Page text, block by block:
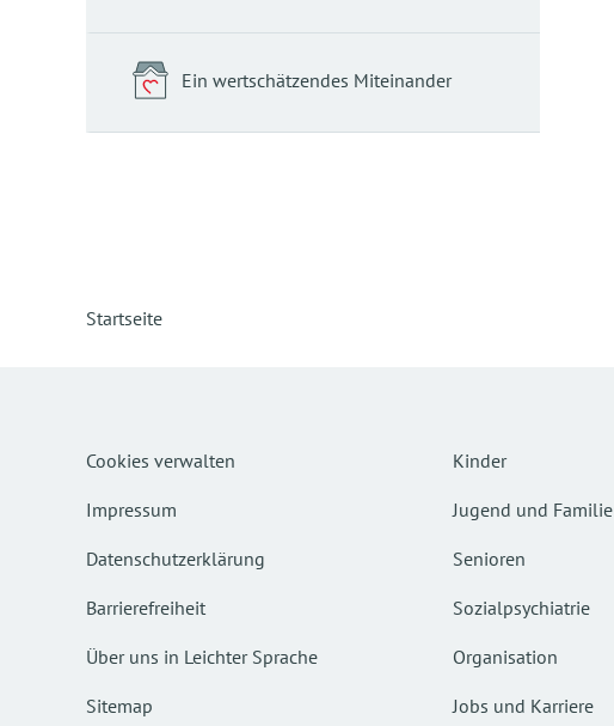
Ein wertschätzendes Miteinander
Startseite
Cookies verwalten
Impressum
Datenschutzerklärung
Barrierefreiheit
Über uns in Leichter Sprache
Sitemap
Kinder
Jugend und Familie
Senioren
Sozialpsychiatrie
Organisation
Jobs und Karriere